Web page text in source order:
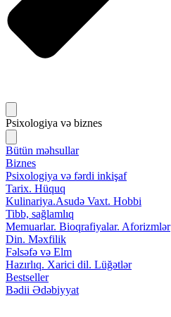
Psixologiya və biznes
Bütün məhsullar
Biznes
Psixologiya və fərdi inkişaf
Tarix. Hüquq
Kulinariya.Asudə Vaxt. Hobbi
Tibb, sağlamlıq
Memuarlar. Bioqrafiyalar. Aforizmlər
Din. Məxfilik
Fəlsəfə və Elm
Hazırlıq. Xarici dil. Lüğətlər
Bestseller
Bədii Ədəbiyyat